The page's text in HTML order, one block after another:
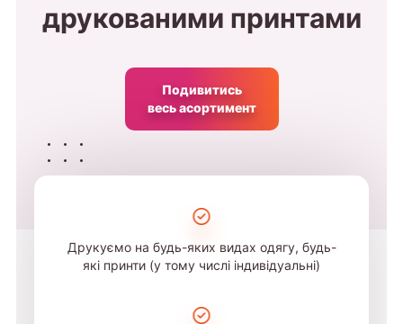
друкованими принтами
Подивитись
весь асортимент
Друкуємо на будь-яких видах одягу, будь-
які принти (у тому числі індивідуальні)